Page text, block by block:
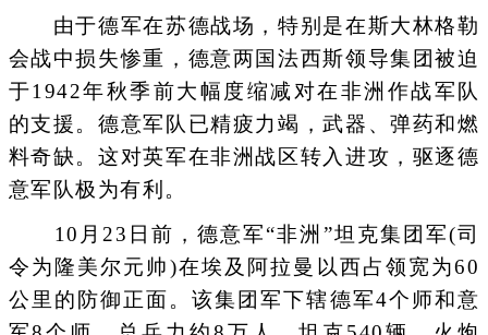
由于德军在苏德战场，特别是在斯大林格勒
会战中损失惨重，德意两国法西斯领导集团被迫
于1942年秋季前大幅度缩减对在非洲作战军队
的支援。德意军队已精疲力竭，武器、弹药和燃
料奇缺。这对英军在非洲战区转入进攻，驱逐德
意军队极为有利。
10月23日前，德意军“非洲”坦克集团军(司
令为隆美尔元帅)在埃及阿拉曼以西占领宽为60
公里的防御正面。该集团军下辖德军4个师和意